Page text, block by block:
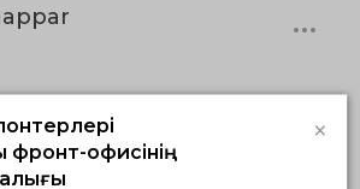
фронт-офисінің
×